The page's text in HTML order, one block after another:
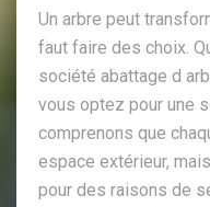
Un arbre peut
faut faire des choix.
société abattage d
vous optez pour une
comprenons que
espace extérieur,
pour des raisons de